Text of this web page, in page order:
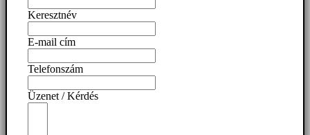
Keresztnév
E-mail cím
Telefonszám
Üzenet / Kérdés